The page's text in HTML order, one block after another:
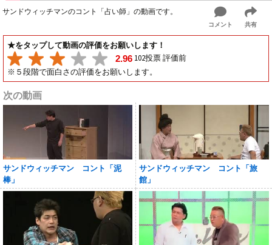
サンドウィッチマンのコント「占い師」の動画です。
コメント 共有
★をタップして動画の評価をお願いします！
2.96 102投票 評価前
※５段階で面白さの評価をお願いします。
次の動画
サンドウィッチマン コント「泥
棒」
サンドウィッチマン コント「旅
館」